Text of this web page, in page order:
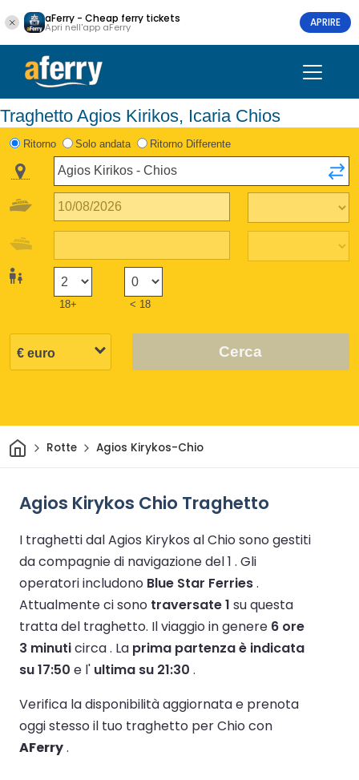
aFerry - Cheap ferry tickets
Apri nell'app aFerry APRIRE
Traghetto Agios Kirikos, Icaria Chios
Ritorno Solo andata Ritorno Differente
18+ < 18
Cerca
CasaRotte Agios Kirykos-Chio
Agios Kirykos Chio Traghetto
I traghetti dal Agios Kirykos al Chio sono gestiti
da compagnie di navigazione del 1 . Gli
operatori includono Blue Star Ferries.
Attualmente ci sono traversate 1 su questa
tratta del traghetto. Il viaggio in genere 6 ore
3 minuticirca . La prima partenza è indicata
su 17:50 e l' ultima su 21:30 .
Verifica la disponibilità aggiornata e prenota
oggi stesso il tuo traghetto per Chio con
AFerry.